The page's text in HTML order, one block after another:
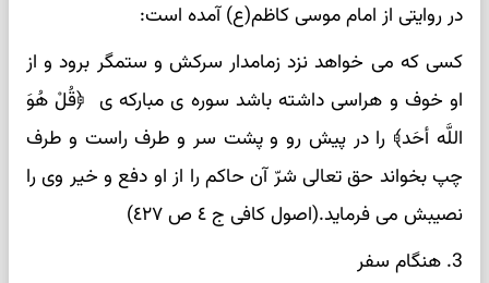
در روایتی از امام موسی کاظم(ع) آمده است:
کسی که می خواهد نزد زمامدار سرکش و ستمگر برود و از
او خوف و هراسی داشته باشد سوره ی مبارکه ی ﴿قُلْ هُوَ
اللَّه أحَد﴾ را در پیش رو و پشت سر و طرف راست و طرف
چپ بخواند حق تعالی شرّ آن حاکم را از او دفع و خیر وی را
نصیبش می فرماید.(اصول کافی ج ٤ ص ٤٢٧)
3. هنگام سفر